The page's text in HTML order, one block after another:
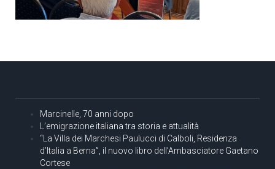
Marcinelle, 70 anni dopo
L’emigrazione italiana tra storia e attualità
“La Villa dei Marchesi Paulucci di Calboli, Residenza
d’Italia a Berna”, il nuovo libro dell’Ambasciatore Gaetano
Cortese